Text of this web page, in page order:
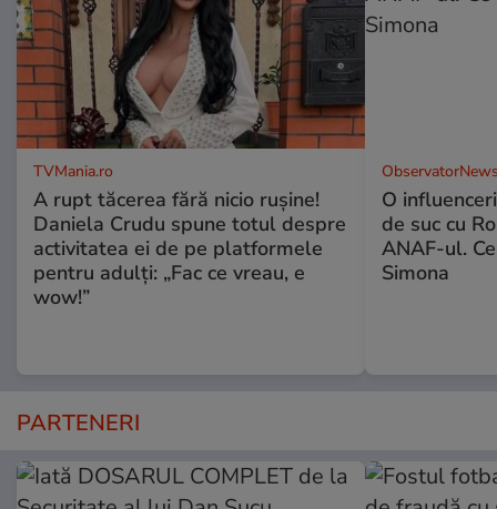
TVMania.ro
A rupt tăcerea fără nicio rușine!
Daniela Crudu spune totul despre
activitatea ei de pe platformele
pentru adulți: „Fac ce vreau, e
wow!”
O
de suc cu
ANAF-ul.
Simona
PARTENERI